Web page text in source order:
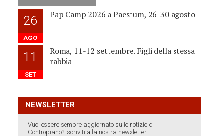
26
AGO
Pap Camp 2026 a Paestum, 26-30 agosto
11
SET
Roma, 11-12 settembre. Figli della stessa
rabbia
NEWSLETTER
Vuoi essere sempre aggiornato sulle notizie di
Contropiano? Iscriviti alla nostra newsletter: